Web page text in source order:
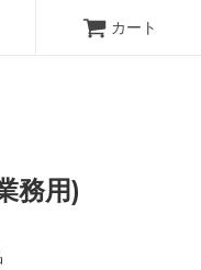
カート
務用)